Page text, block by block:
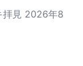
拝見 2026年8